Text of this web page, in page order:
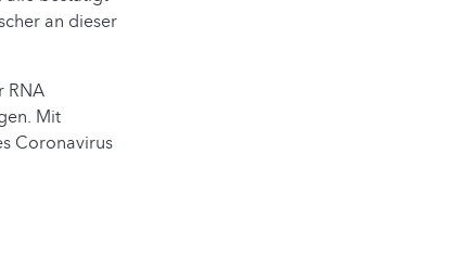
an dieser
RNA
Mit
Coronavirus